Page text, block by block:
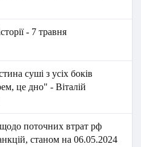
- 7 травня
суші з усіх боків
це дно" - Віталій
поточних втрат рф
станом на 06.05.2024